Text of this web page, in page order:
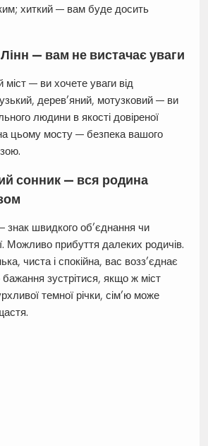
хиткий — вам буде досить
— вам не вистачає уваги
міст — ви хочете уваги від
дерев’яний, мотузковий — ви
людини в якості довіреної
цьому мосту — безпека вашого
сонник — вся родина
знак швидкого об’єднання чи
Можливо прибуття далеких родичів.
чиста і спокійна, вас возз’єднає
бажання зустрітися, якщо ж міст
темної річки, сім’ю може